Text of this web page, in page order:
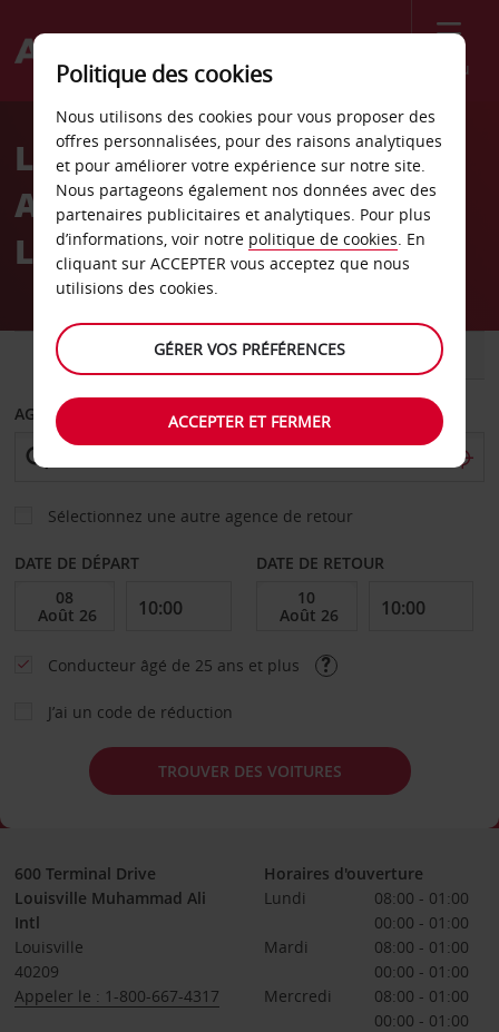
Menu
Welcome
AvisLocation de voiture
Aéroport international de
Louisville
UTILITAIRE
AGENCE DE DÉPART
Sélectionnez une autre agence de retour
DATE DE DÉPART DATE DE RETOUR
Conducteur âgé de 25 ans et plus
J’ai un code de réduction
TROUVER DES VOITURES
600 Terminal Drive
Louisville Muhammad Ali
Intl
Louisville
40209
Appeler le : 1-800-667-4317
Horaires d'ouverture
Lundi
08:00 - 01:00
00:00 - 01:00
Mardi
08:00 - 01:00
00:00 - 01:00
Mercredi
08:00 - 01:00
00:00 - 01:00
Politique des cookies
Nous utilisons des cookies pour vous proposer des
offres personnalisées, pour des raisons analytiques
et pour améliorer votre expérience sur notre site.
Nous partageons également nos données avec des
partenaires publicitaires et analytiques. Pour plus
d’informations, voir notre politique de cookies. En
cliquant sur ACCEPTER vous acceptez que nous
utilisions des cookies.
GÉRER VOS PRÉFÉRENCES
ACCEPTER ET FERMER